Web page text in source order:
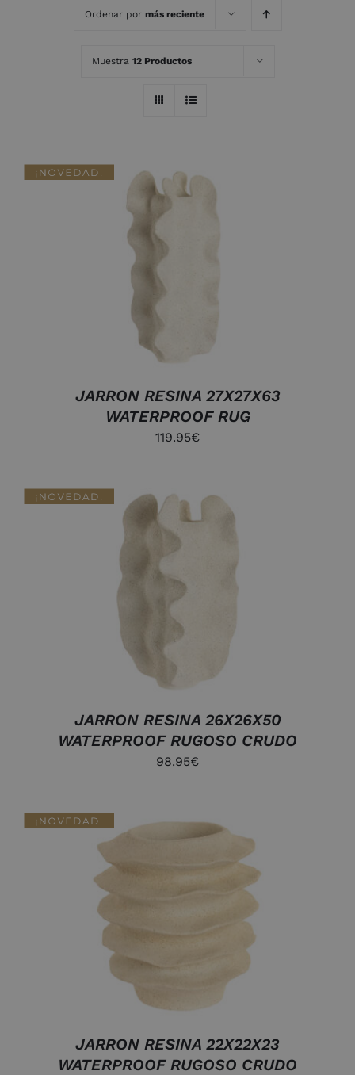
Ordenar por más reciente
Muestra 12 Productos
JARRON RESINA 27X27X63
WATERPROOF RUG
119.95€
JARRON RESINA 26X26X50
WATERPROOF RUGOSO CRUDO
98.95€
JARRON RESINA 22X22X23
WATERPROOF RUGOSO CRUDO